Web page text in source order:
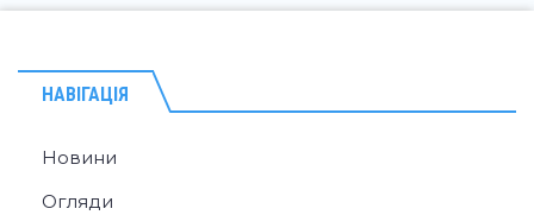
НАВІГАЦІЯ
Новини
Огляди